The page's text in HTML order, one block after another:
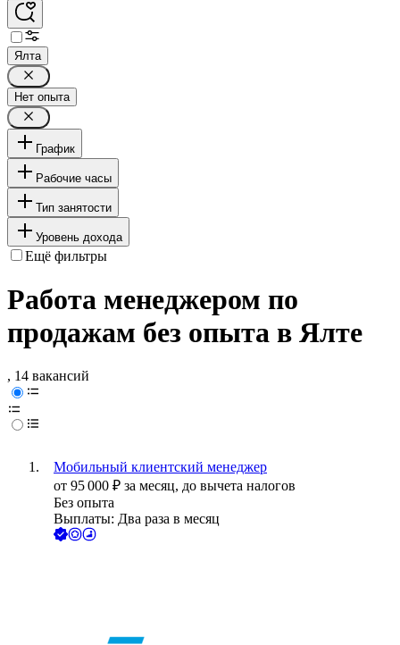
Ялта
Нет опыта
График
Рабочие часы
Тип занятости
Уровень дохода
Ещё фильтры
Работа менеджером по
продажам без опыта в Ялте
, 14 вакансий
Мобильный клиентский менеджер
от 95 000 ₽ за месяц, до вычета налогов
Без опыта
Выплаты: Два раза в месяц